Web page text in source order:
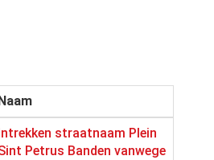
straatnaam Plein
Petrus Banden vanwege